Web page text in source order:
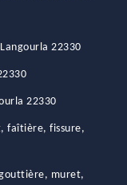
22330
22330
faîtière, fissure,
muret,